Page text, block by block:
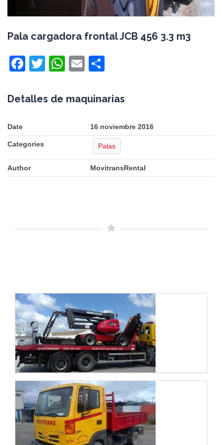
Pala cargadora frontal JCB 456 3.3 m3
Facebook
TwitterWhatsApp
Email
Detalles de maquinarias
Date 16 noviembre 2016
Categories Palas
Author MovitransRental